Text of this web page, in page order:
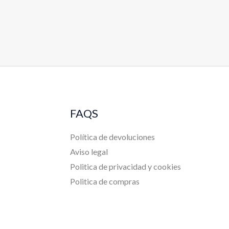
FAQS
Política de devoluciones
Aviso legal
Politica de privacidad y cookies
Politica de compras